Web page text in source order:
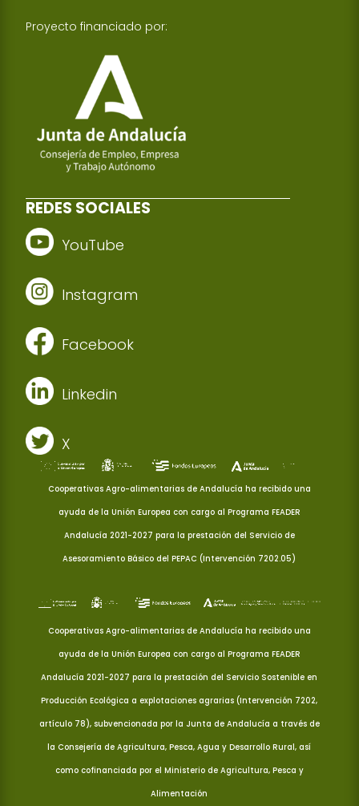
Proyecto financiado por:
REDES SOCIALES
YouTube
Instagram
Facebook
Linkedin
X
Cooperativas Agro-alimentarias de Andalucía ha recibido una
ayuda de la Unión Europea con cargo al Programa FEADER
Andalucía 2021-2027 para la prestación del Servicio de
Asesoramiento Básico del PEPAC (Intervención 7202.05)
Cooperativas Agro-alimentarias de Andalucía ha recibido una
ayuda de la Unión Europea con cargo al Programa FEADER
Andalucía 2021-2027 para la prestación del Servicio Sostenible en
Producción Ecológica a explotaciones agrarias (Intervención 7202,
artículo 78), subvencionada por la Junta de Andalucía a través de
la Consejería de Agricultura, Pesca, Agua y Desarrollo Rural, así
como cofinanciada por el Ministerio de Agricultura, Pesca y
Alimentación